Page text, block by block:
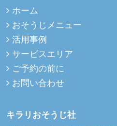
ホーム
おそうじメニュー
活用事例
サービスエリア
ご予約の前に
お問い合わせ
キラリおそうじ社